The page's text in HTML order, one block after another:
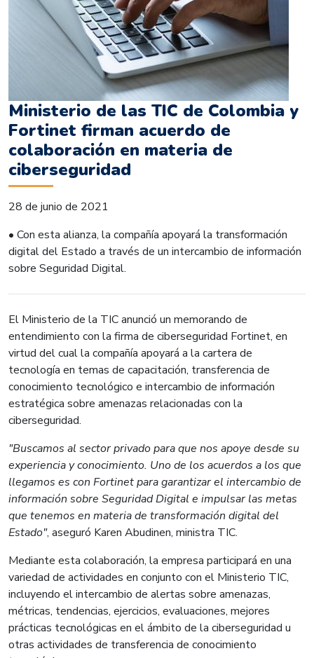
Ministerio de las TIC de Colombia y
Fortinet firman acuerdo de
colaboración en materia de
ciberseguridad
28 de junio de 2021
• Con esta alianza, la compañía apoyará la transformación
digital del Estado a través de un intercambio de información
sobre Seguridad Digital.
El Ministerio de la TIC anunció un memorando de
entendimiento con la firma de ciberseguridad Fortinet, en
virtud del cual la compañía apoyará a la cartera de
tecnología en temas de capacitación, transferencia de
conocimiento tecnológico e intercambio de información
estratégica sobre amenazas relacionadas con la
ciberseguridad.
"Buscamos al sector privado para que nos apoye desde su
experiencia y conocimiento. Uno de los acuerdos a los que
llegamos es con Fortinet para garantizar el intercambio de
información sobre Seguridad Digital e impulsar las metas
que tenemos en materia de transformación digital del
Estado", aseguró Karen Abudinen, ministra TIC.
Mediante esta colaboración, la empresa participará en una
variedad de actividades en conjunto con el Ministerio TIC,
incluyendo el intercambio de alertas sobre amenazas,
métricas, tendencias, ejercicios, evaluaciones, mejores
prácticas tecnológicas en el ámbito de la ciberseguridad u
otras actividades de transferencia de conocimiento